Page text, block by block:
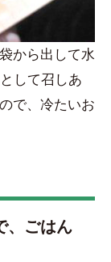
から出して水
として召しあ
で、冷たいお
、ごはん